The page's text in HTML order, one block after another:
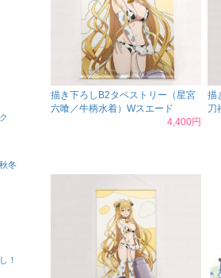
描き下ろしB2タペストリー（星宮
六喰／牛柄水着）Wスエード
4,400円
描
刀
冬
！